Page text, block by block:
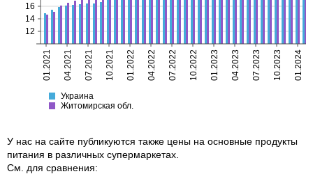
Украина
Житомирская
01.2021 04.2021 07.2021 10.2021 01.2022 04.2022 07.2022 10.2022 01.2023 04.2023 07.2023 10.2023 01.2024
12
14
16
Украина
Житомирская обл.
У нас на сайте публикуются также цены на основные продукты
питания в различных супермаркетах.
См. для сравнения: